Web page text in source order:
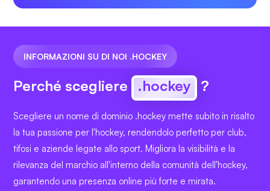
INFORMAZIONI SU DI NOI .HOCKEY
Perché scegliere .hockey ?
Scegliere un nome di dominio .hockey mette subito in risalto
la tua passione per l'hockey, rendendolo perfetto per club,
tifosi e aziende legate allo sport. Migliora la visibilità e la
rilevanza del marchio all'interno della comunità dell'hockey,
garantendo una presenza online più forte e mirata.